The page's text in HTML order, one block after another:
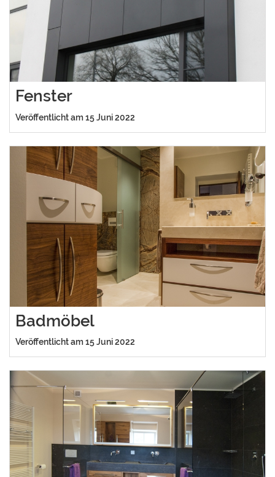
Fenster
Veröffentlicht am 15 Juni 2022
Badmöbel
Veröffentlicht am 15 Juni 2022